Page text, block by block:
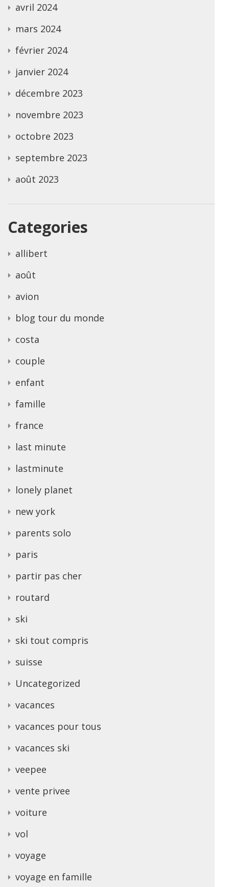
avril 2024
mars 2024
février 2024
janvier 2024
décembre 2023
novembre 2023
octobre 2023
septembre 2023
août 2023
Categories
allibert
août
avion
blog tour du monde
costa
couple
enfant
famille
france
last minute
lastminute
lonely planet
new york
parents solo
paris
partir pas cher
routard
ski
ski tout compris
suisse
Uncategorized
vacances
vacances pour tous
vacances ski
veepee
vente privee
voiture
vol
voyage
voyage en famille